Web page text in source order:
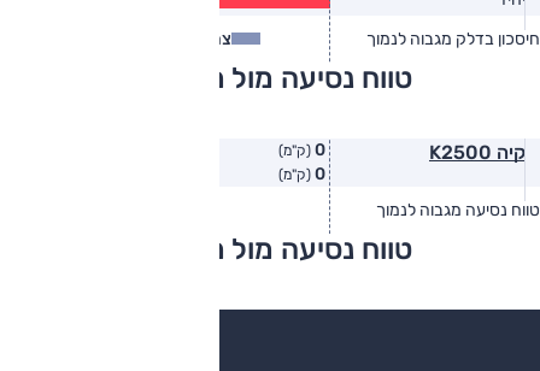
חיסכון בדלק מגבוה לנמוך צריכת דלק
טווח נסיעה מול מתחרים
קיה K2500 0 (ק"מ)
0 (ק"מ)
טווח נסיעה מגבוה לנמוך
טווח נסיעה מול מתחרים